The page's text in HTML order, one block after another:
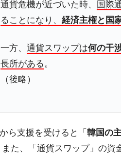
甲子園通算本塁打、最多の清
セレクトセールの高額取引馬
通貨危機が近づいた時、
国際
ることになり、経済主権と国
一方、通貨スワップは何の干
長所がある。
（後略）
ら支援を受けると「 韓国の
た、「通貨スワップ」の資